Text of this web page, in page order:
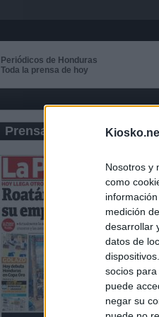
Nosotros y
como
medición
desarrollar
datos de
socios
puede
negar su
Periódicos de Honduras
Toda la prensa de hoy
Prensa de Información